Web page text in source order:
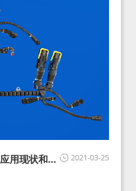
2021-03-25
用现状和展